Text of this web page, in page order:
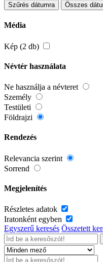
Szűrés dátumra Összes
Média
Kép (2 db)
Névtér használata
Ne használja a névteret
Személy
Testületi
Földrajzi
Rendezés
Relevancia szerint
Sorrend
Megjelenítés
Részletes adatok
Iratonként egyben
Egyszerű keresés Összetett